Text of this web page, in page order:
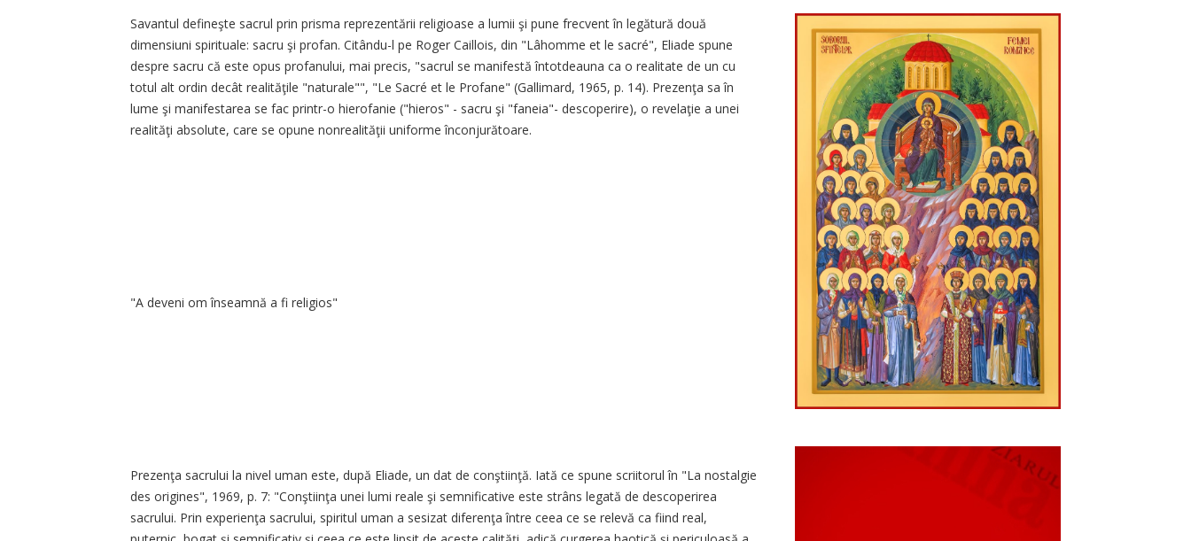
Savantul defineşte sacrul prin prisma reprezentării religioase a lumii şi pune frecvent în legătură două
dimensiuni spirituale: sacru şi profan. Citându-l pe Roger Caillois, din "Lâhomme et le sacré", Eliade spune
despre sacru că este opus profanului, mai precis, "sacrul se manifestă întotdeauna ca o realitate de un cu
totul alt ordin decât realităţile "naturale"", "Le Sacré et le Profane" (Gallimard, 1965, p. 14). Prezenţa sa în
lume şi manifestarea se fac printr-o hierofanie ("hieros" - sacru şi "faneia"- descoperire), o revelaţie a unei
realităţi absolute, care se opune nonrealităţii uniforme înconjurătoare.
"A deveni om înseamnă a fi religios"
Prezenţa sacrului la nivel uman este, după Eliade, un dat de conştiinţă. Iată ce spune scriitorul în "La nostalgie
des origines", 1969, p. 7: "Conştiinţa unei lumi reale şi semnificative este strâns legată de descoperirea
sacrului. Prin experienţa sacrului, spiritul uman a sesizat diferenţa între ceea ce se relevă ca fiind real,